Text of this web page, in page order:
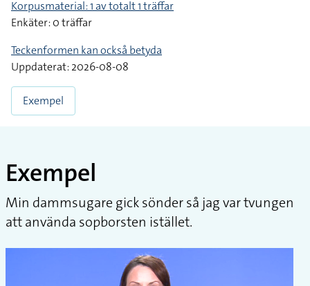
Korpusmaterial: 1 av totalt 1 träffar
Enkäter: 0 träffar
Teckenformen kan också betyda
Uppdaterat: 2026-08-08
Exempel
Exempel
Min dammsugare gick sönder så jag var tvungen
att använda sopborsten istället.